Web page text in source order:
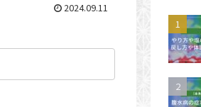
2024.09.11